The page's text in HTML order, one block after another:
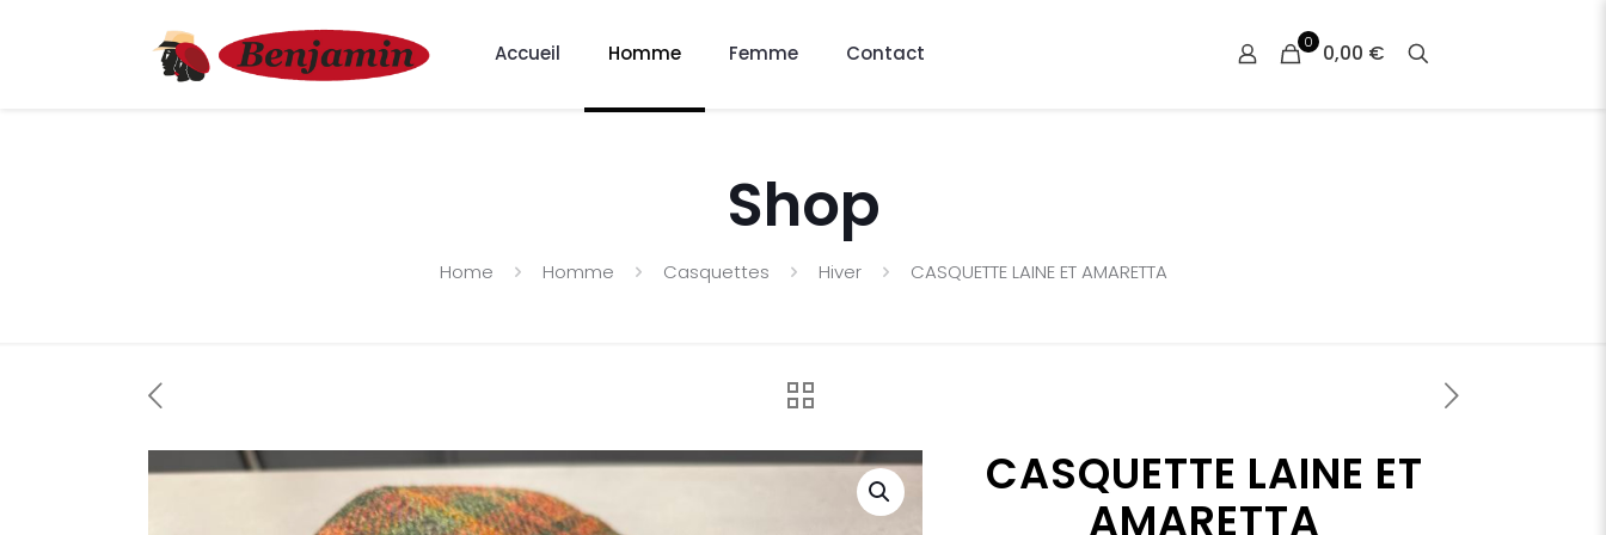
Accueil Homme Femme Contact 0 0,00 €
Shop
Home Homme Casquettes Hiver CASQUETTE LAINE ET AMARETTA
CASQUETTE LAINE ET
AMARETTA